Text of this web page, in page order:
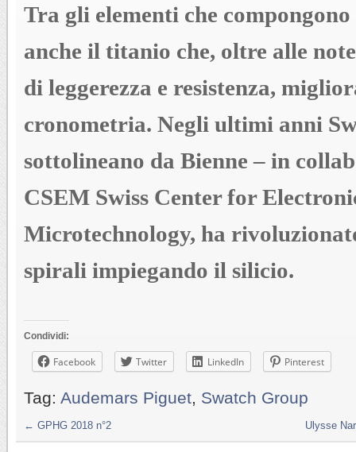
Tra gli elementi che
anche il titanio che, oltre alle
di leggerezza e resistenza,
cronometria. Negli ultimi anni
sottolineano da Bienne – in
CSEM Swiss Center for
Microtechnology, ha
spirali impiegando il silicio.
Condividi:
Facebook Twitter LinkedIn Pinterest
Tag: Audemars Piguet, Swatch Group
← GPHG 2018 n°2 Ulysse